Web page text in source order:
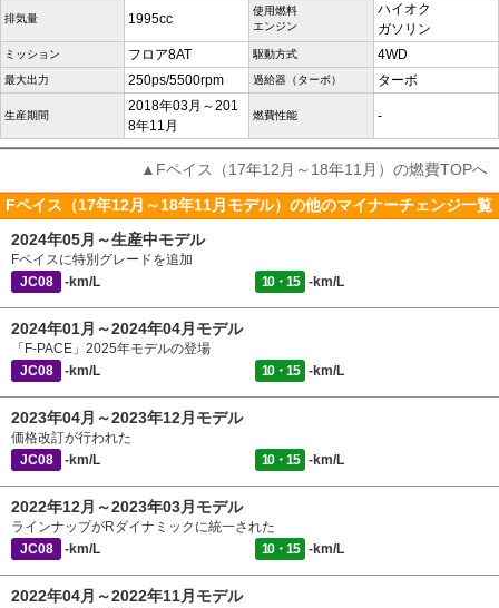
排気量 1995cc
使用燃料
エンジン
ハイオク
ガソリン
ミッション フロア8AT 駆動方式 4WD
最大出力 250ps/5500rpm 過給器（ターボ） ターボ
生産期間
2018年03月～201
8年11月
燃費性能 -
▲Fペイス（17年12月～18年11月）の燃費TOPへ
Fペイス（17年12月～18年11月モデル）の他のマイナーチェンジ一覧
2024年05月～生産中モデル
Fペイスに特別グレードを追加
JC08
-km/L 10・15 -km/L
2024年01月～2024年04月モデル
「F-PACE」2025年モデルの登場
JC08
-km/L 10・15 -km/L
2023年04月～2023年12月モデル
価格改訂が行われた
JC08
-km/L 10・15 -km/L
2022年12月～2023年03月モデル
ラインナップがRダイナミックに統一された
JC08
-km/L 10・15 -km/L
2022年04月～2022年11月モデル